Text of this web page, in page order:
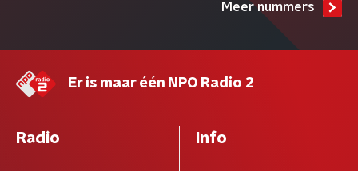
Meer nummers
Er is maar één NPO Radio 2
Radio Info